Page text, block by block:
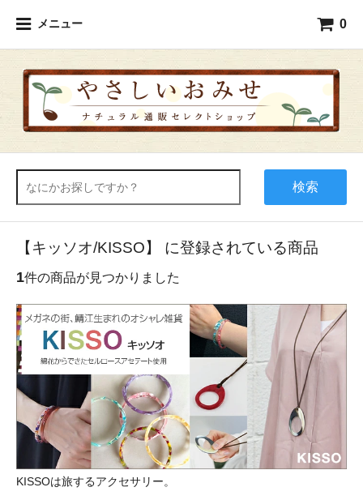
メニュー 0
検索
【キッソオ/KISSO】 に登録されている商品
1件の商品が見つかりました
KISSOは旅するアクセサリー。